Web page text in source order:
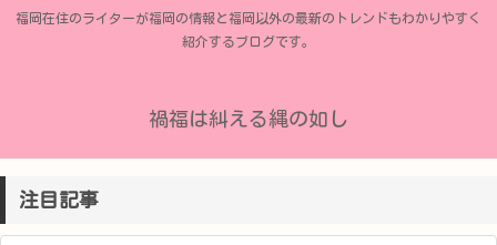
福岡在住のライターが福岡の情報と福岡以外の最新のトレンドもわかりやすく
紹介するブログです。
禍福は糾える縄の如し
注目記事